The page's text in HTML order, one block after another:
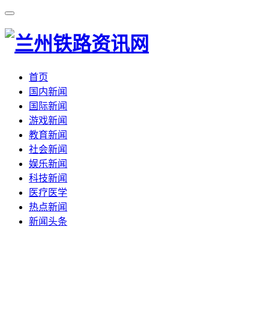
首页
国内新闻
国际新闻
游戏新闻
教育新闻
社会新闻
娱乐新闻
科技新闻
医疗医学
热点新闻
新闻头条